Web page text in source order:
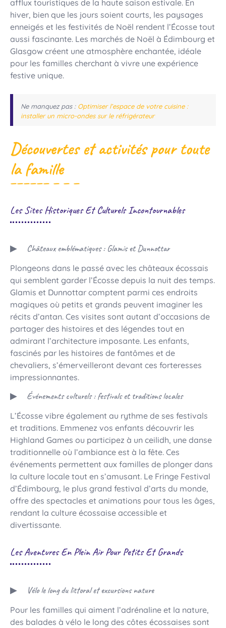
afflux touristiques de la haute saison estivale. En
hiver, bien que les jours soient courts, les paysages
enneigés et les festivités de Noël rendent l’Écosse tout
aussi fascinante. Les marchés de Noël à Édimbourg et
Glasgow créent une atmosphère enchantée, idéale
pour les familles cherchant à vivre une expérience
festive unique.
Ne manquez pas : Optimiser l’espace de votre cuisine :
installer un micro-ondes sur le réfrigérateur
Découvertes et activités pour toute
la famille
Les Sites Historiques Et Culturels Incontournables
Châteaux emblématiques : Glamis et Dunnottar
Plongeons dans le passé avec les châteaux écossais
qui semblent garder l’Écosse depuis la nuit des temps.
Glamis et Dunnottar comptent parmi ces endroits
magiques où petits et grands peuvent imaginer les
récits d’antan. Ces visites sont autant d’occasions de
partager des histoires et des légendes tout en
admirant l’architecture imposante. Les enfants,
fascinés par les histoires de fantômes et de
chevaliers, s’émerveilleront devant ces forteresses
impressionnantes.
Événements culturels : festivals et traditions locales
L’Écosse vibre également au rythme de ses festivals
et traditions. Emmenez vos enfants découvrir les
Highland Games ou participez à un ceilidh, une danse
traditionnelle où l’ambiance est à la fête. Ces
événements permettent aux familles de plonger dans
la culture locale tout en s’amusant. Le Fringe Festival
d’Édimbourg, le plus grand festival d’arts du monde,
offre des spectacles et animations pour tous les âges,
rendant la culture écossaise accessible et
divertissante.
Les Aventures En Plein Air Pour Petits Et Grands
Vélo le long du littoral et excursions nature
Pour les familles qui aiment l’adrénaline et la nature,
des balades à vélo le long des côtes écossaises sont